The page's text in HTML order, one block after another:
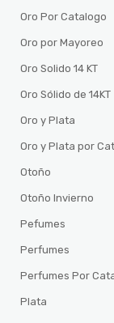
Oro Por Catalogo
Oro por Mayoreo
Oro Solido 14 KT
Oro Sólido de 14KT
Oro y Plata
Oro y Plata por
Otoño
Otoño Invierno
Pefumes
Perfumes
Perfumes Por
Plata